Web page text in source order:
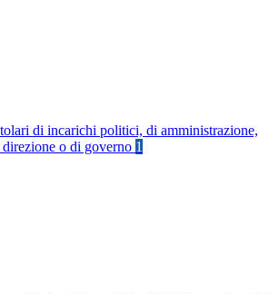
di incarichi politici, di amministrazione,
o di governo 1